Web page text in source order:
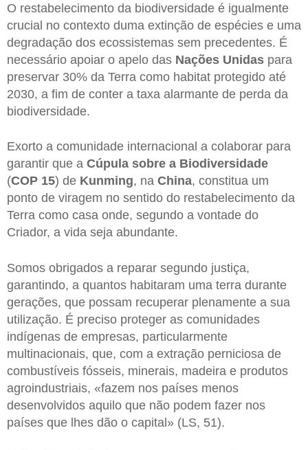
O restabelecimento da biodiversidade é igualmente
crucial no contexto duma extinção de espécies e uma
degradação dos ecossistemas sem precedentes. É
necessário apoiar o apelo das Nações Unidas para
preservar 30% da Terra como habitat protegido até
2030, a fim de conter a taxa alarmante de perda da
biodiversidade.
Exorto a comunidade internacional a colaborar para
garantir que a Cúpula sobre a Biodiversidade
(COP 15) de Kunming, na China, constitua um
ponto de viragem no sentido do restabelecimento da
Terra como casa onde, segundo a vontade do
Criador, a vida seja abundante.
Somos obrigados a reparar segundo justiça,
garantindo, a quantos habitaram uma terra durante
gerações, que possam recuperar plenamente a sua
utilização. É preciso proteger as comunidades
indígenas de empresas, particularmente
multinacionais, que, com a extração perniciosa de
combustíveis fósseis, minerais, madeira e produtos
agroindustriais, «fazem nos países menos
desenvolvidos aquilo que não podem fazer nos
países que lhes dão o capital» (LS, 51).